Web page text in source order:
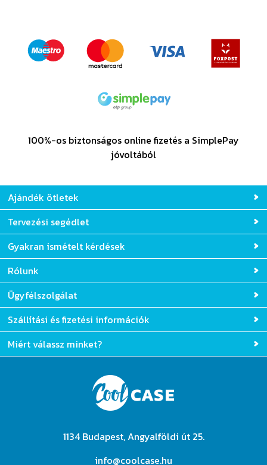
100%-os biztonságos online fizetés a SimplePay
jóvoltából
Ajándék ötletek
Tervezési segédlet
Gyakran ismételt kérdések
Rólunk
Ügyfélszolgálat
Szállítási és fizetési információk
Miért válassz minket?
1134 Budapest, Angyalföldi út 25.
info@coolcase.hu